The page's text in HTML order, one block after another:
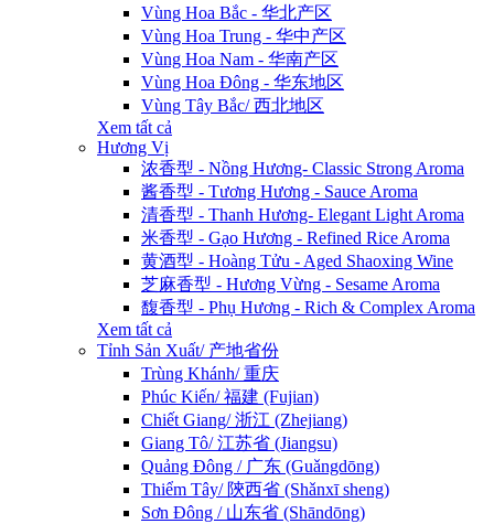
Vùng Hoa Bắc - 华北产区
Vùng Hoa Trung - 华中产区
Vùng Hoa Nam - 华南产区
Vùng Hoa Đông - 华东地区
Vùng Tây Bắc/ 西北地区
Xem tất cả
Hương Vị
浓香型 - Nồng Hương- Classic Strong Aroma
酱香型 - Tương Hương - Sauce Aroma
清香型 - Thanh Hương- Elegant Light Aroma
米香型 - Gạo Hương - Refined Rice Aroma
黄酒型 - Hoàng Tửu - Aged Shaoxing Wine
芝麻香型 - Hương Vừng - Sesame Aroma
馥香型 - Phụ Hương - Rich & Complex Aroma
Xem tất cả
Tỉnh Sản Xuất/ 产地省份
Trùng Khánh/ 重庆
Phúc Kiến/ 福建 (Fujian)
Chiết Giang/ 浙江 (Zhejiang)
Giang Tô/ 江苏省 (Jiangsu)
Quảng Đông / 广东 (Guǎngdōng)
Thiểm Tây/ 陝西省 (Shǎnxī sheng)
Sơn Đông / 山东省 (Shāndōng)